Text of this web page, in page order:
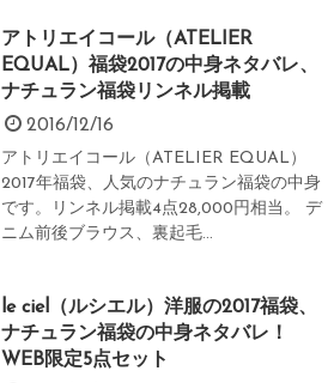
アトリエイコール（ATELIER
EQUAL）福袋2017の中身ネタバレ、
ナチュラン福袋リンネル掲載
2016/12/16
アトリエイコール（ATELIER EQUAL）
2017年福袋、人気のナチュラン福袋の中身
です。リンネル掲載4点28,000円相当。 デ
ニム前後ブラウス、裏起毛...
le ciel（ルシエル）洋服の2017福袋、
ナチュラン福袋の中身ネタバレ！
WEB限定5点セット